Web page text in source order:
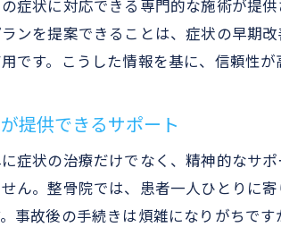
国家資格スタッフ
交通事故治療と
整骨院の保険手
症状に対応できる専門的な施術が提
ンを提案できることは、症状の早期
です。こうした情報を基に、信頼性
提供できるサポート
症状の治療だけでなく、精神的なサ
ん。整骨院では、患者一人ひとりに
事故後の手続きは煩雑になりがちで